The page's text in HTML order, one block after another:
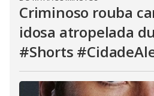
Criminoso rouba
idosa atropelada
#Shorts